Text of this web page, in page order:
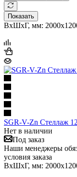
Показать
ВхШхГ, мм:
SGR-V-Zn Стеллаж
Нет в наличии
Под заказ
Наши менеджеры
условия заказа
ВхШхГ, мм: